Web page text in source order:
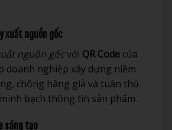
xuất nguồn gốc
nguồn gốcvới QR Code của
doanh nghiệp xây dựng niềm
chống hàng giả và tuân thủ
bạch thông tin sản phẩm.
sáng tạo